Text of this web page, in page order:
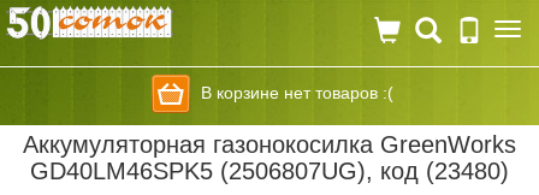
В корзине нет товаров :(
Аккумуляторная газонокосилка GreenWorks
GD40LM46SPK5 (2506807UG), код (23480)